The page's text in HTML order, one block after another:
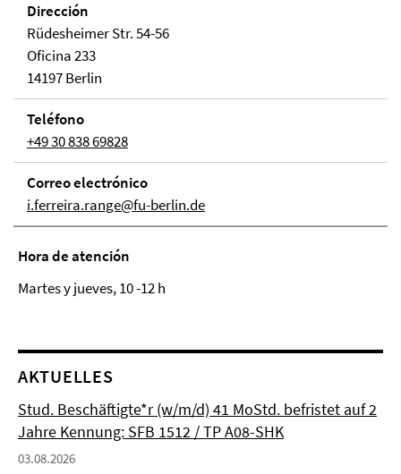
Dirección
Rüdesheimer Str. 54-56
Oficina 233
14197 Berlin
Teléfono
+49 30 838 69828
Correo electrónico
i.ferreira.range@fu-berlin.de
Hora de atención
Martes y jueves, 10 -12 h
AKTUELLES
Stud. Beschäftigte*r (w/m/d) 41 MoStd. befristet auf 2
Jahre Kennung: SFB 1512 / TP A08-SHK
03.08.2026